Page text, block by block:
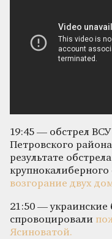
19:45 — обстрел
Петровского
результате
возгорание двух
21:50 — украинские
спровоцировали
Ясиноватой.